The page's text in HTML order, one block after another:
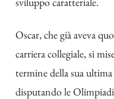
Oscar, che già aveva
carriera collegiale, si
termine della sua
disputando le